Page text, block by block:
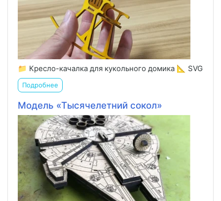
📁 Кресло-качалка для кукольного домика 📐 SVG
Подробнее
Модель «Тысячелетний сокол»